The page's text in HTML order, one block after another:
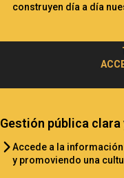
construyen día a día
Gestión pública
Accede a la
y promoviendo una